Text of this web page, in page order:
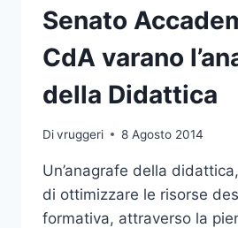
REVOCATA
PER
RITARDI
PRESENTAZIONE
Senato
CdA varano
della Didattica
Divruggeri 8 Agosto 2014
Un’anagrafe della
di ottimizzare le risorse
formativa, attraverso la